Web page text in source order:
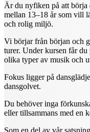
Är du nyfiken på att börja
mellan 13–18 år som vill
och rolig miljö.
Vi börjar från början och
turer. Under kursen får
olika typer av musik och
Fokus ligger på
dansgolvet.
Du behöver inga
eller tillsammans med en
Som en del av vår